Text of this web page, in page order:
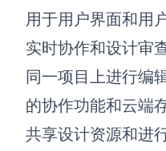
用于用户界面和用
实时协作和设计审
同一项目上进行编
的协作功能和云端
共享设计资源和进